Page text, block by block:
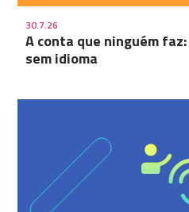
30.7.26
A conta que ninguém
sem idioma